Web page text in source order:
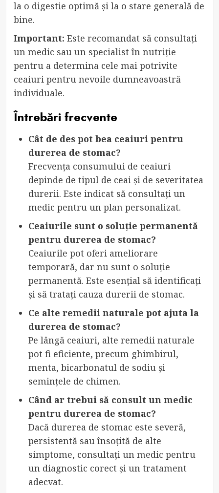
la o digestie optimă și la o stare generală de
bine.
Important: Este recomandat să consultați
un medic sau un specialist în nutriție
pentru a determina cele mai potrivite
ceaiuri pentru nevoile dumneavoastră
individuale.
Întrebări frecvente
Cât de des pot bea ceaiuri pentru
durerea de stomac?
Frecvența consumului de ceaiuri
depinde de tipul de ceai și de severitatea
durerii. Este indicat să consultați un
medic pentru un plan personalizat.
Ceaiurile sunt o soluție permanentă
pentru durerea de stomac?
Ceaiurile pot oferi ameliorare
temporară, dar nu sunt o soluție
permanentă. Este esențial să identificați
și să tratați cauza durerii de stomac.
Ce alte remedii naturale pot ajuta la
durerea de stomac?
Pe lângă ceaiuri, alte remedii naturale
pot fi eficiente, precum ghimbirul,
menta, bicarbonatul de sodiu și
semințele de chimen.
Când ar trebui să consult un medic
pentru durerea de stomac?
Dacă durerea de stomac este severă,
persistentă sau însoțită de alte
simptome, consultați un medic pentru
un diagnostic corect și un tratament
adecvat.